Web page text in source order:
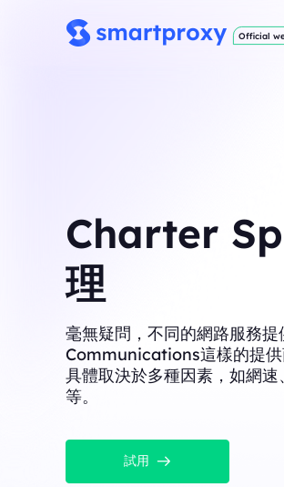
Official
Charter
理
毫無疑問，不同的網路服務
Communications這樣的提供
具體取決於多種因素，如網
等。
試用